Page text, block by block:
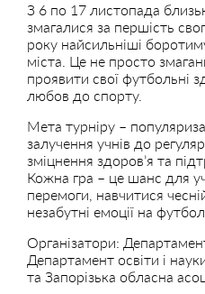
З 6 по 17 листопада
змагалися за першість
року найсильніші
міста. Це не просто
проявити свої футбольні
любов до спорту.
Мета турніру –
залучення учнів до
зміцнення здоров’я та
Кожна гра – це шанс для
перемоги, навчитися
незабутні емоції на
Організатори:
Департамент освіти і
та Запорізька обласна